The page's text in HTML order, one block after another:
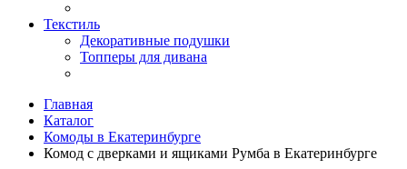
Текстиль
Декоративные подушки
Топперы для дивана
Главная
Каталог
Комоды в Екатеринбурге
Комод с дверками и ящиками Румба в Екатеринбурге